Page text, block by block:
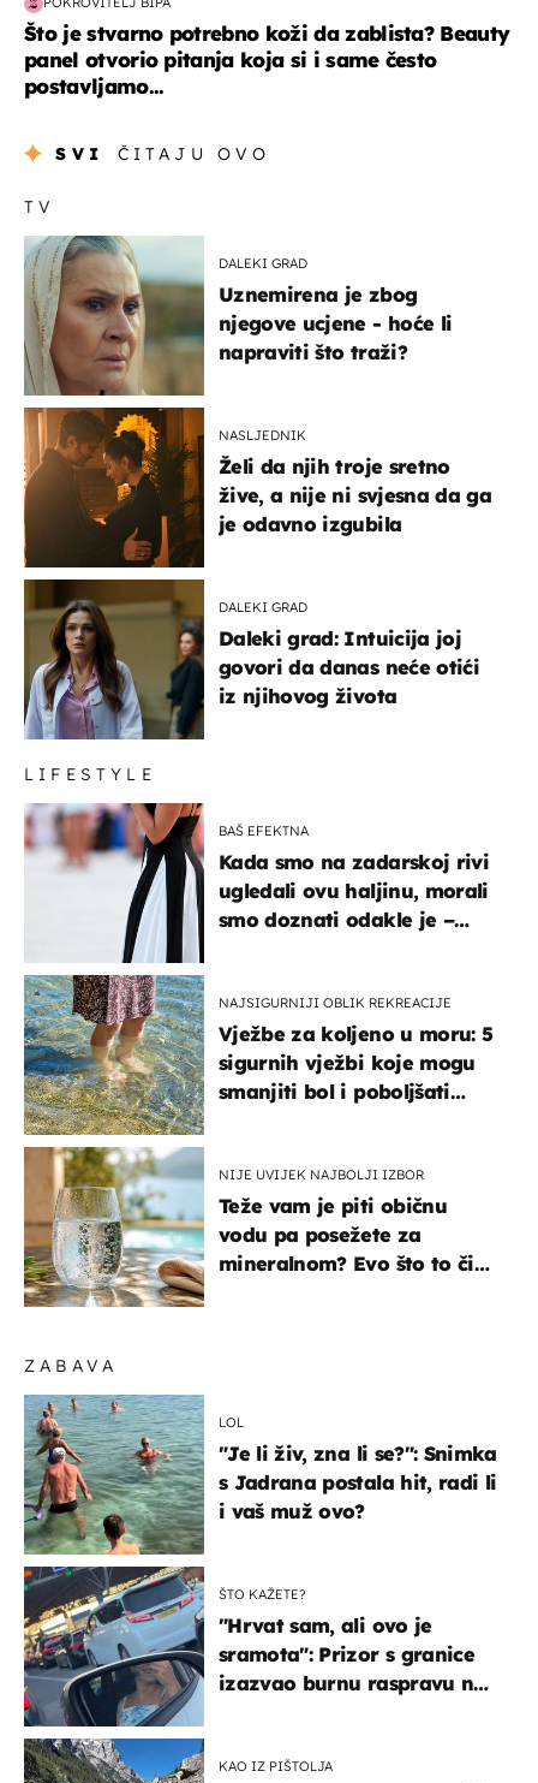
Što je stvarno potrebno koži da zablista? Beauty
panel otvorio pitanja koja si i same često
postavljamo...
SVI ČITAJU OVO
ZABAVA
LOL
"Je li živ, zna li se?": Snimka
s Jadrana postala hit, radi li
i vaš muž ovo?
ŠTO KAŽETE?
"Hrvat sam, ali ovo je
sramota": Prizor s granice
izazvao burnu raspravu na
KAO IZ PIŠTOLJA
TV
DALEKI GRAD
Uznemirena je zbog
njegove ucjene - hoće li
napraviti što traži?
NASLJEDNIK
Želi da njih troje sretno
žive, a nije ni svjesna da ga
je odavno izgubila
DALEKI GRAD
Daleki grad: Intuicija joj
govori da danas neće otići
iz njihovog života
LIFESTYLE
BAŠ EFEKTNA
Kada smo na zadarskoj rivi
ugledali ovu haljinu, morali
smo doznati odakle je –
NAJSIGURNIJI OBLIK REKREACIJE
Vježbe za koljeno u moru: 5
sigurnih vježbi koje mogu
smanjiti bol i poboljšati
NIJE UVIJEK NAJBOLJI IZBOR
Teže vam je piti običnu
vodu pa posežete za
mineralnom? Evo što to čini